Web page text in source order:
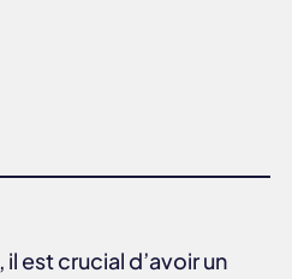
, il est crucial d’avoir un